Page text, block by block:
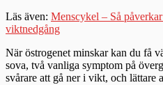
Läs även: Menscykel – Så
viktnedgång
När östrogenet minskar kan du få
sova, två vanliga symptom på
svårare att gå ner i vikt, och lättare